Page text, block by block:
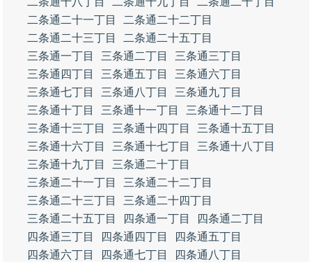
二条通二十一丁目
二条通二十二丁目
二条通二十三丁目
二条通二十五丁目
三条通一丁目
三条通二丁目
三条通三丁目
三条通四丁目
三条通五丁目
三条通六丁目
三条通七丁目
三条通八丁目
三条通九丁目
三条通十丁目
三条通十一丁目
三条通十二丁目
三条通十三丁目
三条通十四丁目
三条通十五丁目
三条通十六丁目
三条通十七丁目
三条通十八丁目
三条通十九丁目
三条通二十丁目
三条通二十一丁目
三条通二十二丁目
三条通二十三丁目
三条通二十四丁目
三条通二十五丁目
四条通一丁目
四条通二丁目
四条通三丁目
四条通四丁目
四条通五丁目
四条通六丁目
四条通七丁目
四条通八丁目